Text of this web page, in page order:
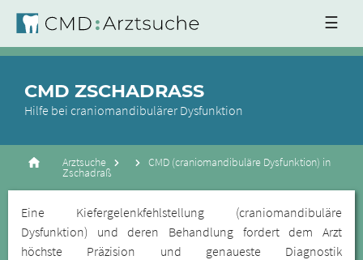
☰
CMD ZSCHADRASS
Hilfe bei craniomandibulärer Dysfunktion
Arztsuche CMD (craniomandibuläre Dysfunktion) in
Zschadraß
Eine Kiefergelenkfehlstellung (craniomandibuläre
Dysfunktion) und deren Behandlung fordert dem Arzt
höchste Präzision und genaueste Diagnostik